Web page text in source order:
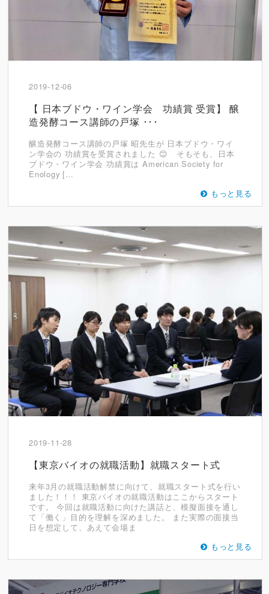
2019-12-06
【 日本ブドウ・ワイン学会 功績賞 受賞】 醸
造発酵コース講師の戸塚 ･･･
醸造発酵コース講師の戸塚 昭先生が 日本ブドウ・ワイ
ン学会の 功績賞を受賞されました 😊 そもそも、日本
ブドウ・ワイン学会 功績賞は American Society for
Enology […
もっと見る
2019-11-28
【東京バイオの就職活動】就職スタート式
来年3月の就職活動解禁に向けて、就職スタート式を行い
ました！！！ 東京バイオの就職活動はここからスタート
です。 今回は就職活動に向けた講話と、模擬面接を通し
て「働く」目的を理解を深めました。 また実際の面接当
日を想定して、あえて会場ま
もっと見る